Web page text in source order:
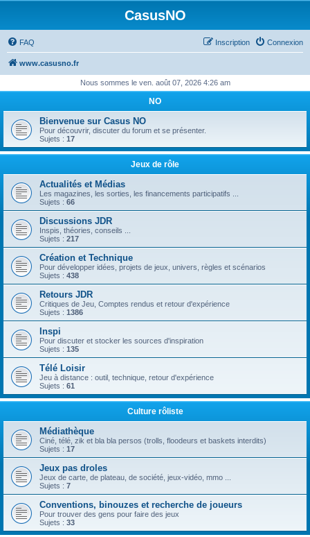
CasusNO
FAQ Connexion
Inscription
www.casusno.fr
Nous sommes le ven. août 07, 2026 4:26 am
NO
Bienvenue sur Casus NO
Pour découvrir, discuter du forum et se présenter.
Sujets : 17
Jeux de rôle
Actualités et Médias
Les magazines, les sorties, les financements participatifs ...
Sujets : 66
Discussions JDR
Inspis, théories, conseils ...
Sujets : 217
Création et Technique
Pour développer idées, projets de jeux, univers, règles et scénarios
Sujets : 438
Retours JDR
Critiques de Jeu, Comptes rendus et retour d'expérience
Sujets : 1386
Inspi
Pour discuter et stocker les sources d'inspiration
Sujets : 135
Télé Loisir
Jeu à distance : outil, technique, retour d'expérience
Sujets : 61
Culture rôliste
Médiathèque
Ciné, télé, zik et bla bla persos (trolls, floodeurs et baskets interdits)
Sujets : 17
Jeux pas droles
Jeux de carte, de plateau, de société, jeux-vidéo, mmo ...
Sujets : 7
Conventions, binouzes et recherche de joueurs
Pour trouver des gens pour faire des jeux
Sujets : 33